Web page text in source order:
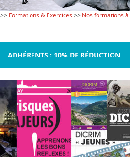
>> Formations & Exercices>> Nos formations
ADHÉRENTS : 10% DE RÉDUCTION